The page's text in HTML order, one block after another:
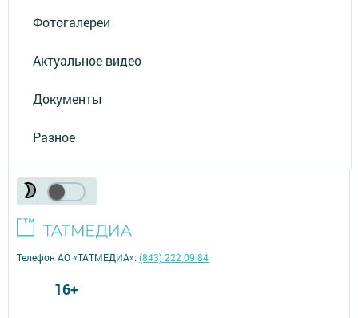
Фотогалереи
Актуальное видео
Документы
Разное
Телефон АО «ТАТМЕДИА»:(843) 222 09 84
16+